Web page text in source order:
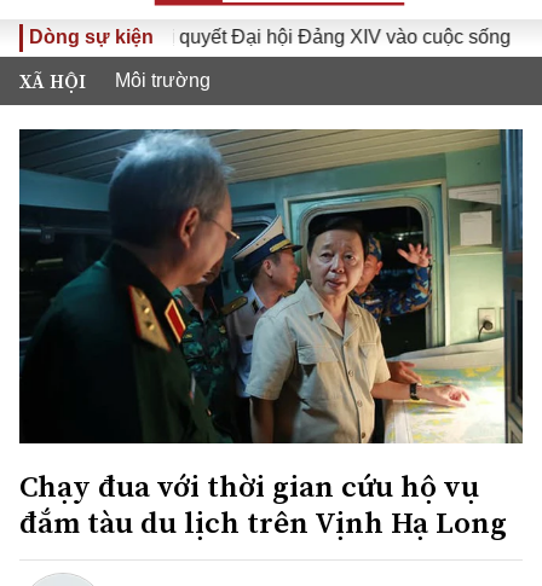
Dòng sự kiện
Đưa Nghị quyết Đại hội Đảng XIV vào cuộc sống
XÃ HỘI Môi trường
Chạy đua với thời gian cứu hộ vụ
đắm tàu du lịch trên Vịnh Hạ Long